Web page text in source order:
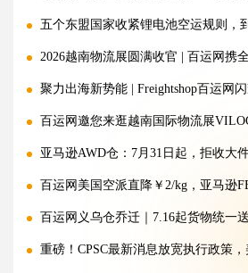
五个东盟国家收紧锂电池空运规则，到底
2026越南物流展圆满收官 | 百运网携全链路物流新
聚力出海新势能 | Freightshop百运网闪耀
百运网邀您来逛越南国际物流展
亚马逊AWD仓：7月31日起，拒收大
百运网美国空派直降￥2/kg，亚马逊
百运网义乌仓乔迁｜7.16起货物统一
重磅！CPSC最新消息放宽执行政策